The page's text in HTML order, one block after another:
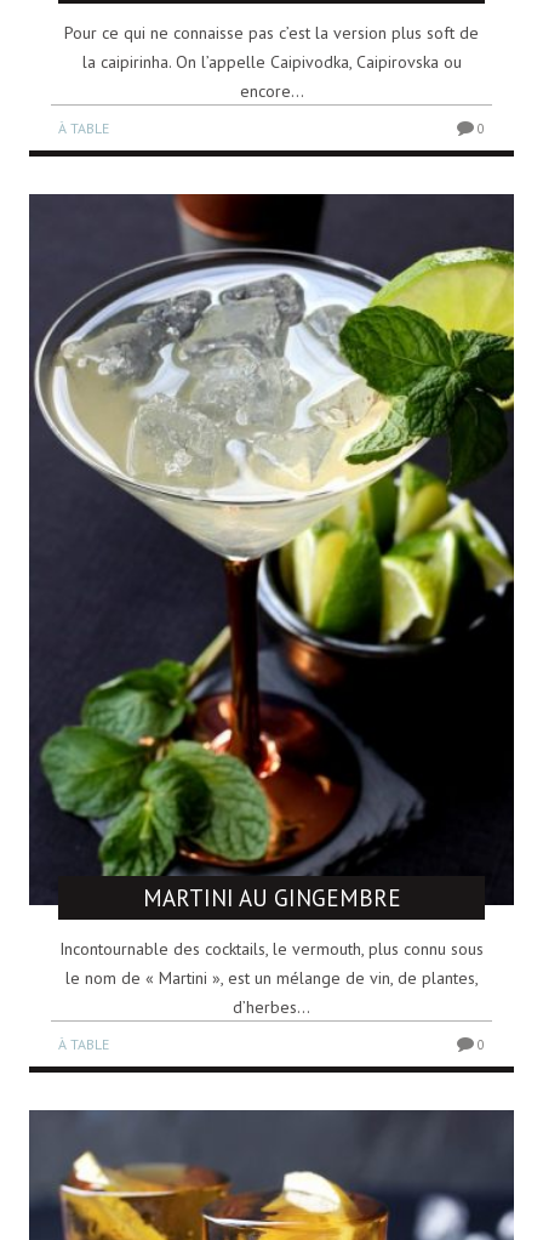
Pour ce qui ne connaisse pas c’est la version plus soft de
la caipirinha. On l’appelle Caipivodka, Caipirovska ou
encore...
À TABLE 0
MARTINI AU GINGEMBRE
Incontournable des cocktails, le vermouth, plus connu sous
le nom de « Martini », est un mélange de vin, de plantes,
d’herbes...
À TABLE 0